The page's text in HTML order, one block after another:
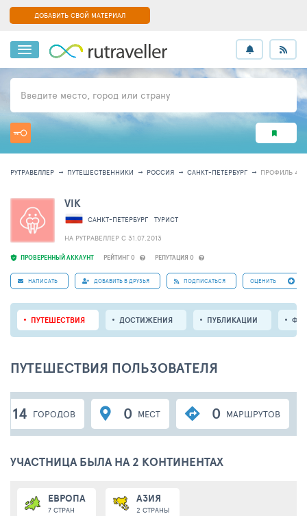
ДОБАВИТЬ СВОЙ МАТЕРИАЛ
Введите место, город или страну
РУТРАВЕЛЛЕР ПУТЕШЕСТВЕННИКИ РОССИЯ САНКТ-ПЕТЕРБУРГ ПРОФИЛЬ
ПРОВЕРЕННЫЙ АККАУНТ РЕЙТИНГ 0 РЕПУТАЦИЯ 0
VIK
САНКТ-ПЕТЕРБУРГ
ТУРИСТ
НА РУТРАВЕЛЛЕР C 31.07.2013
НАПИСАТЬ ДОБАВИТЬ В ДРУЗЬЯ ПОДПИСАТЬСЯ ОЦЕНИТЬ
ПУТЕШЕСТВИЯ ДОСТИЖЕНИЯ ПУБЛИКАЦИИ
ПУТЕШЕСТВИЯ ПОЛЬЗОВАТЕЛЯ
14 ГОРОДОВ 0 МЕСТ 0 МАРШРУТОВ
УЧАСТНИЦА БЫЛА НА 2 КОНТИНЕНТАХ
ЕВРОПА
7 СТРАН
АЗИЯ
2 СТРАНЫ